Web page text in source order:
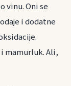
vinu. Oni se
i dodatne
mamurluk. Ali,